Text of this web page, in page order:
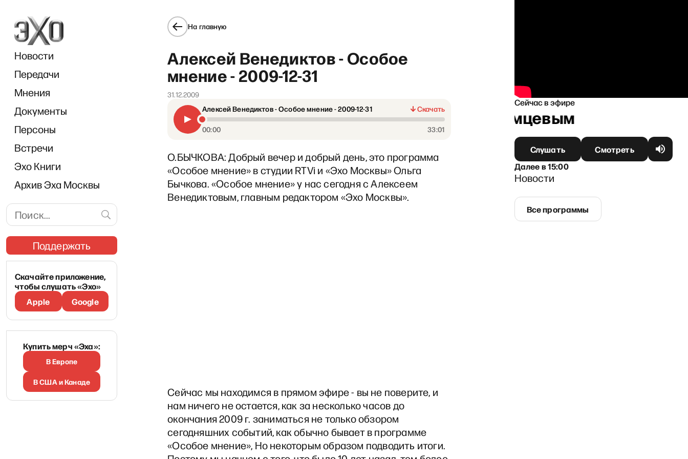
Новости
Передачи
Мнения
Документы
Персоны
Встречи
Эхо Книги
Архив Эха Москвы
Поддержать
Скачайте приложение,
чтобы слушать «Эхо»
Apple
Google
Купить мерч «Эха»:
В Европе
В США и Канаде
На главную
Алексей Венедиктов - Особое
мнение - 2009-12-31
31.12.2009
Алексей Венедиктов - Особое мнение - 2009-12-31
Скачать
00:00 33:01
О.БЫЧКОВА: Добрый вечер и добрый день, это программа
«Особое мнение» в студии RTVi и «Эхо Москвы» Ольга
Бычкова. «Особое мнение» у нас сегодня с Алексеем
Венедиктовым, главным редактором «Эхо Москвы».
Сейчас мы находимся в прямом эфире - вы не поверите, и
нам ничего не остается, как за несколько часов до
окончания 2009 г. заниматься не только обзором
сегодняшних событий, как обычно бывает в программе
«Особое мнение», Но некоторым образом подводить итоги.
Сейчас в эфире
«Прямо сейчас» с Владиславом Иноземцевым
Слушать
Смотреть
Далеев15:00
Новости
Все программы